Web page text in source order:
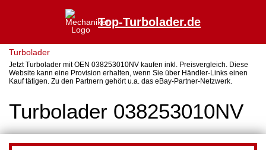
Top-Turbolader.de
Turbolader
Jetzt Turbolader mit OEN 038253010NV kaufen inkl. Preisvergleich. Diese
Website kann eine Provision erhalten, wenn Sie über Händler-Links einen
Kauf tätigen. Zu den Partnern gehört u.a. das eBay-Partner-Netzwerk.
Turbolader 038253010NV